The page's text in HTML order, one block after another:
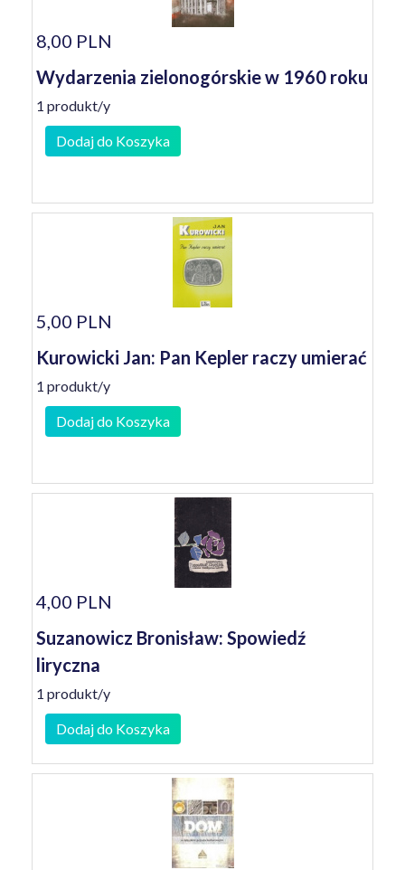
8,00 PLN
Wydarzenia zielonogórskie w 1960 roku
1 produkt/y
Dodaj do Koszyka
5,00 PLN
Kurowicki Jan: Pan Kepler raczy umierać
1 produkt/y
Dodaj do Koszyka
4,00 PLN
Suzanowicz Bronisław: Spowiedź
liryczna
1 produkt/y
Dodaj do Koszyka